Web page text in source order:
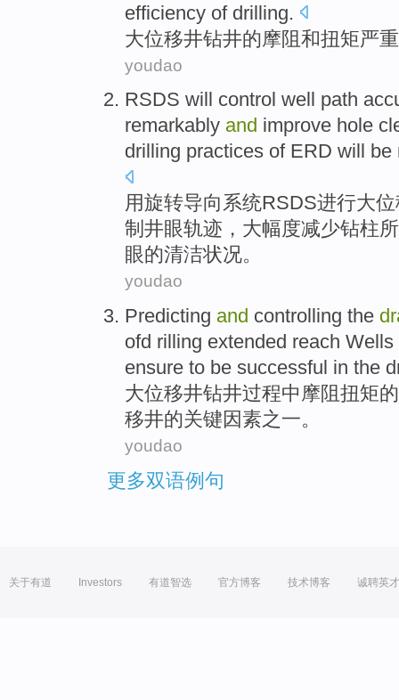
efficiency of drilling.
大位移井钻井的摩阻 和扭矩严重
youdao
RSDS will control well path
remarkably and improve hole
drilling practices ofERD will be
用旋转导向系统RSDS进行大
制 井眼轨迹 ，大幅度减少钻柱
眼的清洁状况。
youdao
Predicting and controlling the
ofd rilling extended reach Wells
ensure to be successful in the
大位移井钻井过程中 摩阻 扭矩的
移井的关键因素之一。
youdao
更多双语例句
关于有道 Investors 有道智选 官方博客 技术博客 诚聘英才